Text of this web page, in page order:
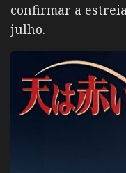
confirmar a
julho.